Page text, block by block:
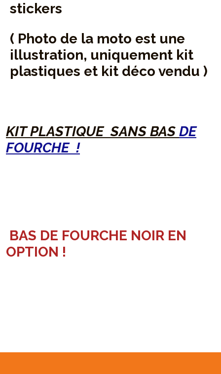
stickers
( Photo de la moto est une
illustration, uniquement kit
plastiques et kit déco vendu )
KIT PLASTIQUE SANS BAS DE
FOURCHE !
BAS DE FOURCHE NOIR EN
OPTION !